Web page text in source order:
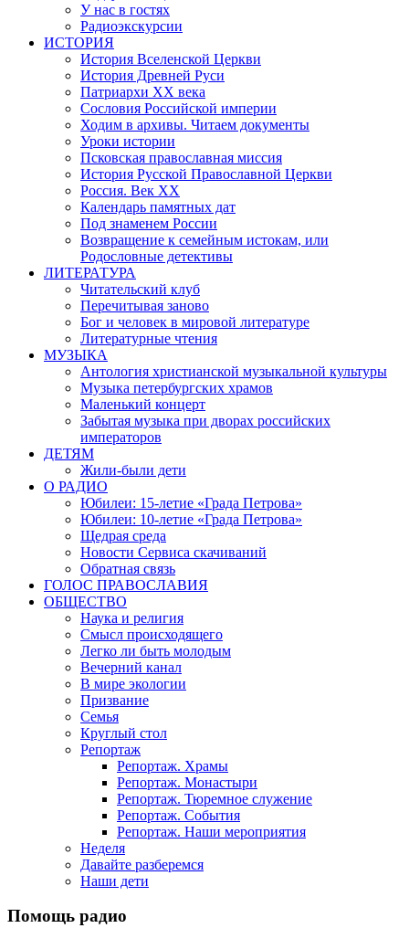
У нас в гостях
Радиоэкскурсии
ИСТОРИЯ
История Вселенской Церкви
История Древней Руси
Патриархи XX века
Сословия Российской империи
Ходим в архивы. Читаем документы
Уроки истории
Псковская православная миссия
История Русской Православной Церкви
Россия. Век ХХ
Календарь памятных дат
Под знаменем России
Возвращение к семейным истокам, или
Родословные детективы
ЛИТЕРАТУРА
Читательский клуб
Перечитывая заново
Бог и человек в мировой литературе
Литературные чтения
МУЗЫКА
Антология христианской музыкальной культуры
Музыка петербургских храмов
Маленький концерт
Забытая музыка при дворах российских
императоров
ДЕТЯМ
Жили-были дети
О РАДИО
Юбилеи: 15-летие «Града Петрова»
Юбилеи: 10-летие «Града Петрова»
Щедрая среда
Новости Сервиса скачиваний
Обратная связь
ГОЛОС ПРАВОСЛАВИЯ
ОБЩЕСТВО
Наука и религия
Смысл происходящего
Легко ли быть молодым
Вечерний канал
В мире экологии
Призвание
Семья
Круглый стол
Репортаж
Репортаж. Храмы
Репортаж. Монастыри
Репортаж. Тюремное служение
Репортаж. События
Репортаж. Наши мероприятия
Неделя
Давайте разберемся
Наши дети
Помощь радио